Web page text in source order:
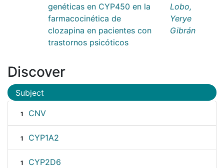
genéticas en CYP450 en la
farmacocinética de
clozapina en pacientes con
trastornos psicóticos
Lobo,
Yerye
Gibrán
Discover
Subject
1 CNV
1 CYP1A2
1 CYP2D6